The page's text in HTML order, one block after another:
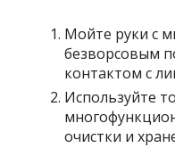
Мойте руки с
безворсовым
контактом с
Используйте
очистки и